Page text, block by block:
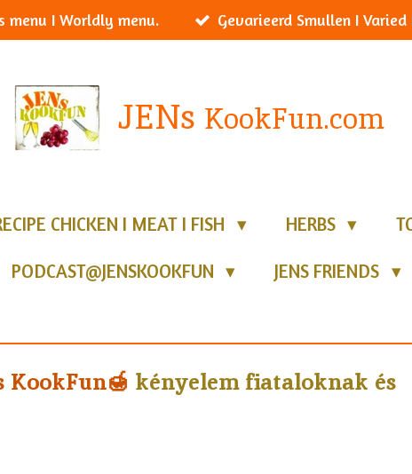
menu I Worldly menu. Gevarieerd Smullen I Varied
JENs KookFun.com
CHICKEN I MEAT I FISH HERBS
PODCAST@JENSKOOKFUN JENS FRIENDS
KookFun🍯 kényelem fiataloknak és